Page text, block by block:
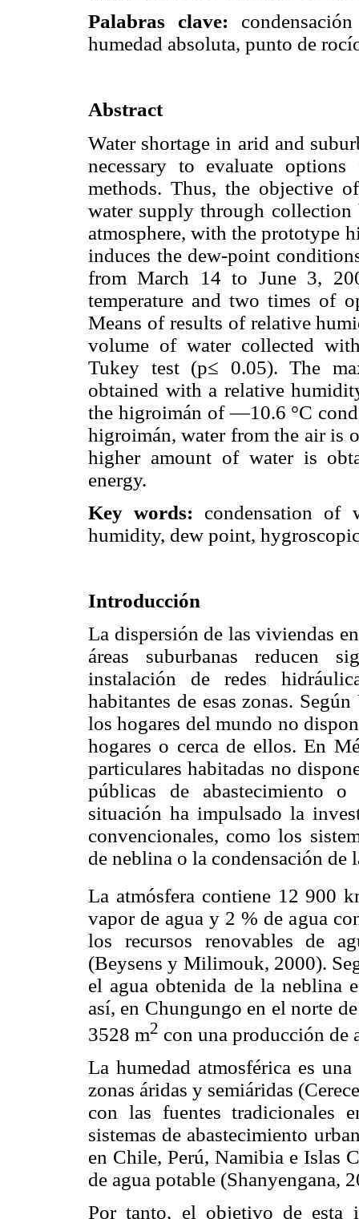
Palabras clave:
humedad absoluta, punto de
Abstract
Water shortage in arid and
necessary to evaluate
methods. Thus, the objective
water supply through
atmosphere, with the prototype
induces the dew-point
from March 14 to June 3,
temperature and two times of
Means of results of relative
volume of water collected
Tukey test (p≤ 0.05). The
obtained with a relative
the higroimán of —10.6 °C
higroimán, water from the air is
higher amount of water is
energy.
Key words: condensation of
humidity, dew point,
Introducción
La dispersión de las viviendas
áreas suburbanas reducen
instalación de redes
habitantes de esas zonas.
los hogares del mundo no
hogares o cerca de ellos. En
particulares habitadas no
públicas de abastecimiento
situación ha impulsado la
convencionales, como los
de neblina o la condensación de
La atmósfera contiene 12 900
vapor de agua y 2 % de agua
los recursos renovables de
(Beysens y Milimouk, 2000).
el agua obtenida de la neblina
así, en Chungungo en el norte
3528 m2 con una producción de
La humedad atmosférica es
zonas áridas y semiáridas
con las fuentes tradicionales
sistemas de abastecimiento
en Chile, Perú, Namibia e Islas
de agua potable (Shanyengana,
Por tanto, el objetivo de esta